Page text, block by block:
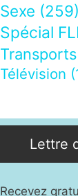
Sexe (259)
Spécial
Transports
Télévision
Lettre
Recevez